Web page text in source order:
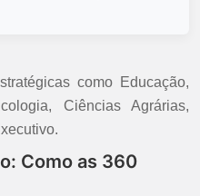
como Educação,
Ciências Agrárias,
Como as 360